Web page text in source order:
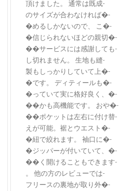
頂けました。 通常は既成-
のサイズが合わなければ�-
�めるしかないので、 こ�-
�信じられないほどの親切�-
��サービスには感謝しても-
し切れません。 生地も縫-
製もしっかりしていて上�-
�です。 ディティールも�-
�っていて実に格好良く、�-
��かも高機能です。 おや�-
��ポケットは左右に付け替-
えが可能。裾とウエスト�-
�紐で絞れます。 袖口に�-
�ジッパーが付いていて、�-
��く開けることもできます-
。 他の方のレビューでは-
フリースの裏地が取り外�-